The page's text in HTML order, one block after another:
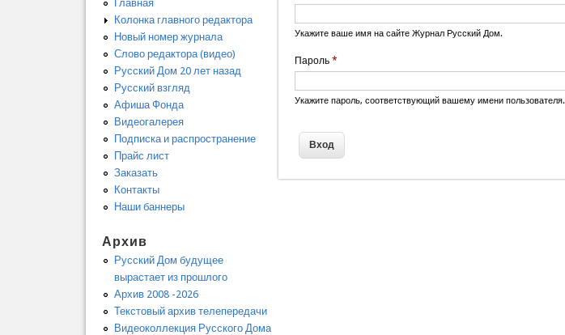
Укажите ваше имя на сайте Журнал Русский Дом.
Пароль*
Укажите пароль, соответствующий вашему имени пользователя.
Главная
Колонка главного редактора
Новый номер журнала
Слово редактора (видео)
Русский Дом 20 лет назад
Русский взгляд
Афиша Фонда
Видеогалерея
Подписка и распространение
Прайс лист
Заказать
Контакты
Наши баннеры
Архив
Русский Дом будущее
вырастает из прошлого
Архив 2008 -2026
Текстовый архив телепередачи
Видеоколлекция Русского Дома